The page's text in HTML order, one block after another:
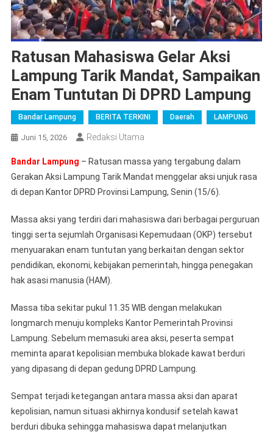
Ratusan Mahasiswa Gelar Aksi
Lampung Tarik Mandat, Sampaikan
Enam Tuntutan Di DPRD Lampung
Bandar Lampung BERITA TERKINI Daerah LAMPUNG
Juni 15, 2026 Redaksi Utama
Bandar Lampung – Ratusan massa yang tergabung dalam
Gerakan Aksi Lampung Tarik Mandat menggelar aksi unjuk rasa
di depan Kantor DPRD Provinsi Lampung, Senin (15/6).
Massa aksi yang terdiri dari mahasiswa dari berbagai perguruan
tinggi serta sejumlah Organisasi Kepemudaan (OKP) tersebut
menyuarakan enam tuntutan yang berkaitan dengan sektor
pendidikan, ekonomi, kebijakan pemerintah, hingga penegakan
hak asasi manusia (HAM).
Massa tiba sekitar pukul 11.35 WIB dengan melakukan
longmarch menuju kompleks Kantor Pemerintah Provinsi
Lampung. Sebelum memasuki area aksi, peserta sempat
meminta aparat kepolisian membuka blokade kawat berduri
yang dipasang di depan gedung DPRD Lampung.
Sempat terjadi ketegangan antara massa aksi dan aparat
kepolisian, namun situasi akhirnya kondusif setelah kawat
berduri dibuka sehingga mahasiswa dapat melanjutkan